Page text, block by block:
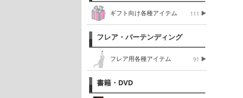
ギフト向け各種アイテム 111
フレア・バーテンディング
フレア用各種アイテム 91
書籍・DVD